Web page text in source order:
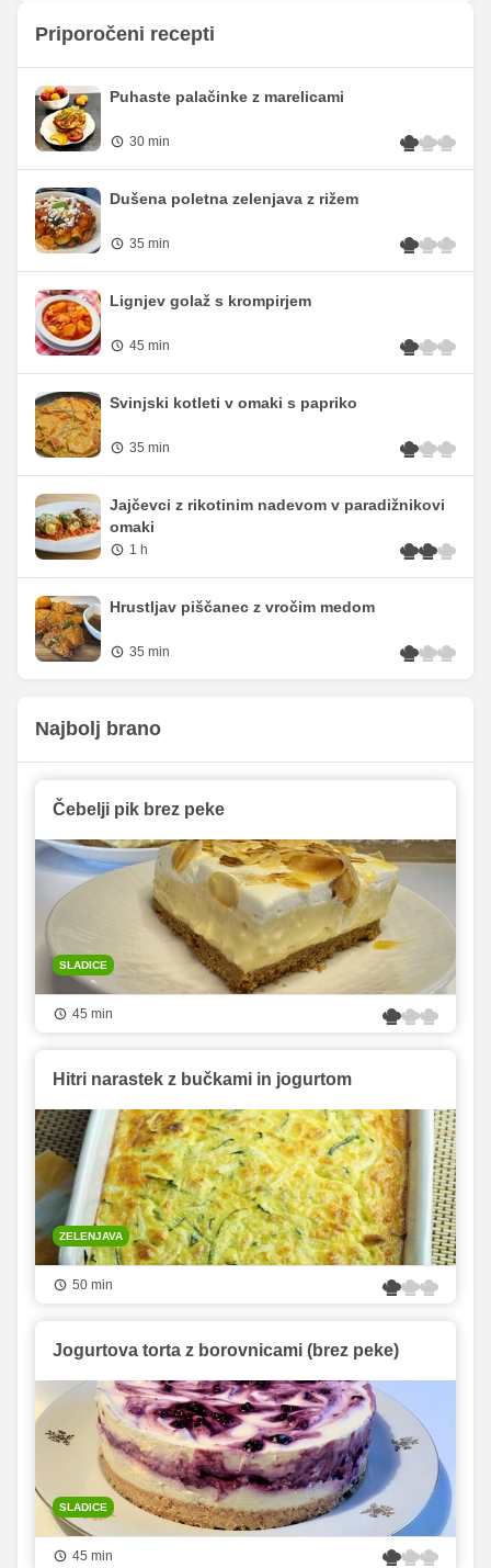
Priporočeni recepti
Puhaste palačinke z marelicami
30 min
Dušena poletna zelenjava z rižem
35 min
Lignjev golaž s krompirjem
45 min
Svinjski kotleti v omaki s papriko
35 min
Jajčevci z rikotinim nadevom v paradižnikovi
omaki
1 h
Hrustljav piščanec z vročim medom
35 min
Najbolj brano
Čebelji pik brez peke
SLADICE
45 min
Hitri narastek z bučkami in jogurtom
ZELENJAVA
50 min
Jogurtova torta z borovnicami (brez peke)
SLADICE
45 min